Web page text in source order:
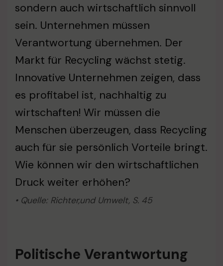
sondern auch wirtschaftlich sinnvoll
sein. Unternehmen müssen
Verantwortung übernehmen. Der
Markt für Recycling wächst stetig.
Innovative Unternehmen zeigen, dass
es profitabel ist, nachhaltig zu
wirtschaften! Wir müssen die
Menschen überzeugen, dass Recycling
auch für sie persönlich Vorteile bringt.
Wie können wir den wirtschaftlichen
Druck weiter erhöhen?
• Quelle: Richter,und Umwelt, S. 45
Politische Verantwortung